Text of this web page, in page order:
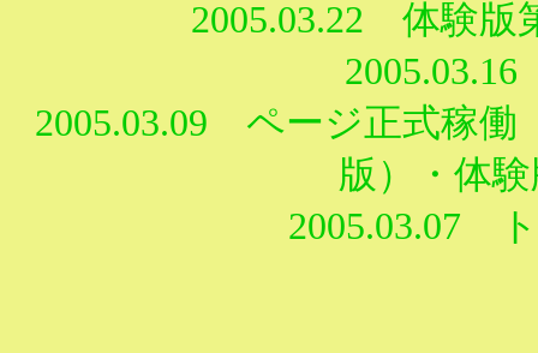
2005.03.22 体験版
2005.03.09 ページ正式稼働
版）・体
2005.03.07